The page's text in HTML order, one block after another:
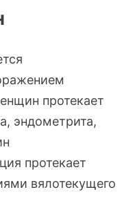
протекает
эндометрита,
протекает
вялотекущего